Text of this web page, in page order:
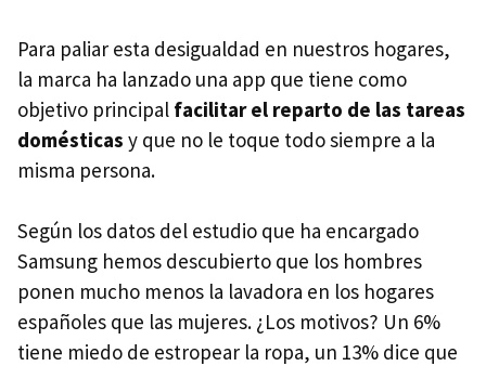
Para paliar esta desigualdad en nuestros hogares,
la marca ha lanzado una app que tiene como
objetivo principal facilitar el reparto de las tareas
domésticas y que no le toque todo siempre a la
misma persona.
Según los datos del estudio que ha encargado
Samsung hemos descubierto que los hombres
ponen mucho menos la lavadora en los hogares
españoles que las mujeres. ¿Los motivos? Un 6%
tiene miedo de estropear la ropa, un 13% dice que